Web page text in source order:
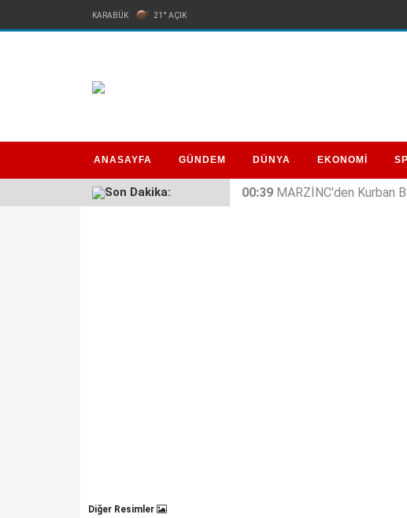
KARABÜK 21° AÇIK
ANASAYFA GÜNDEM DÜNYA EKONOMİ
Son Dakika: 00:39 MARZİNC'den Kurban
Diğer Resimler